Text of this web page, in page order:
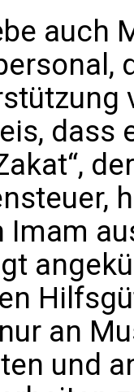
auch
dass
Imam
an
und